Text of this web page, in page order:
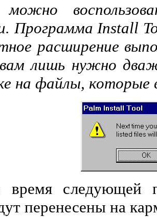
Программа Install
расширение
лишь нужно
на файлы,
следующей
перенесены на